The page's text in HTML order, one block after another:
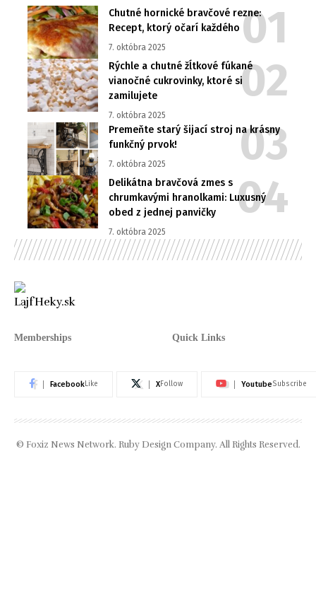
Chutné hornické bravčové rezne:
Recept, ktorý očarí každého
7. októbra 2025
Rýchle a chutné žĺtkové fúkané
vianočné cukrovinky, ktoré si
zamilujete
7. októbra 2025
Premeňte starý šijací stroj na krásny
funkčný prvok!
7. októbra 2025
Delikátna bravčová zmes s
chrumkavými hranolkami: Luxusný
obed z jednej panvičky
7. októbra 2025
Memberships Quick Links
FacebookLike XFollow YoutubeSubscribe
© Foxiz News Network. Ruby Design Company. All Rights Reserved.